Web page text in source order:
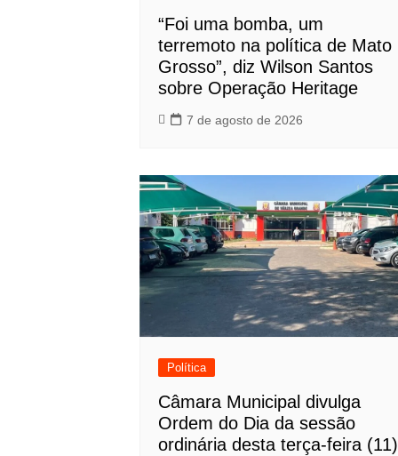
“Foi uma bomba, um
terremoto na política de Mato
Grosso”, diz Wilson Santos
sobre Operação Heritage
7 de agosto de 2026
Política
Câmara Municipal divulga
Ordem do Dia da sessão
ordinária desta terça-feira (11)